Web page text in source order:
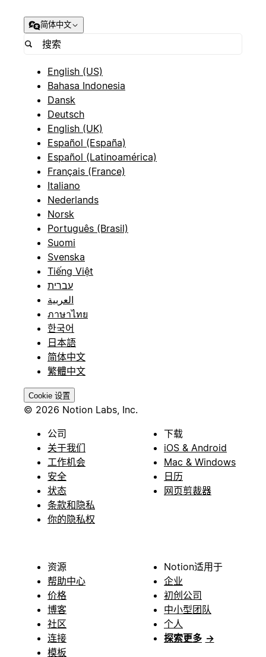
简体中文
English (US)
Bahasa Indonesia
Dansk
Deutsch
English (UK)
Español (España)
Español (Latinoamérica)
Français (France)
Italiano
Nederlands
Norsk
Português (Brasil)
Suomi
Svenska
Tiếng Việt
עברית
العربية
ภาษาไทย
한국어
日本語
简体中文
繁體中文
Cookie 设置
© 2026 Notion Labs, Inc.
公司
关于我们
工作机会
安全
状态
条款和隐私
你的隐私权
下载
iOS & Android
Mac & Windows
日历
网页剪裁器
资源
帮助中心
价格
博客
社区
连接
模板
Notion适用于
企业
初创公司
中小型团队
个人
探索更多 →